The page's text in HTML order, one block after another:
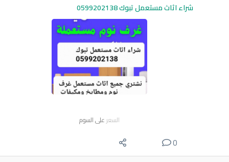
شراء اثاث مستعمل تبوك 0599202138
السعر على السوم
0